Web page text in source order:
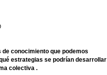
conocimiento que podemos
estrategias se podrían desarrollar
colectiva .